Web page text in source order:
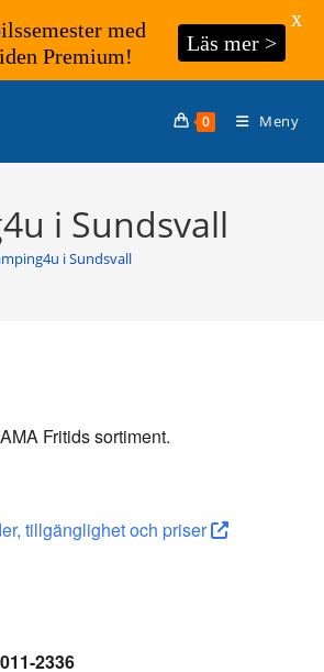
0 Meny
i Sundsvall
i Sundsvall
Fritids sortiment.
tillgänglighet och priser
2336
med
Premium!
Läs mer >
X